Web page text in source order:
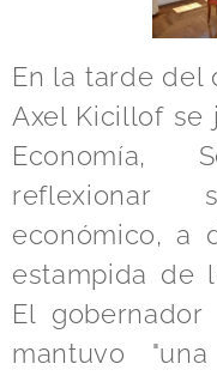
En la tarde del
Axel Kicillof se
Economía,
reflexionar
económico, a
estampida de
El
mantuvo